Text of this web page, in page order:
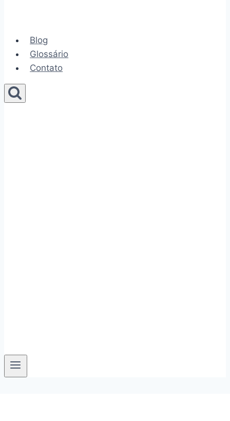
Blog
Glossário
Contato